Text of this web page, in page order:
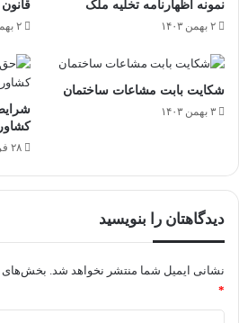
نمونه اظهارنامه تخلیه ملک
۲ بهمن ۱۴۰۳ ۲ بهمن ۱۴۰۳
شکایت بابت مشاعات ساختمان
۳ بهمن ۱۴۰۳
۲۸ فروردین ۱۴۰۴
دیدگاهتان را بنویسید
نشانی ایمیل شما منتشر نخواهد شد. بخش‌های
*